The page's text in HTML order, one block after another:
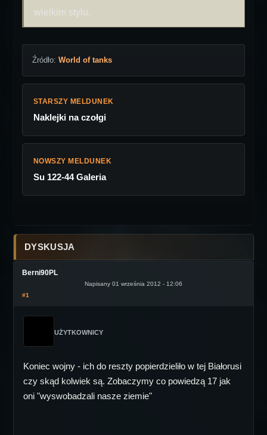
wielkim stylu.
Źródło: World of tanks
STARSZY MELDUNEK
Naklejki na czołgi
NOWSZY MELDUNEK
Su 122-44 Galeria
DYSKUSJA
Berni90PL
Napisany 01 września 2012 - 12:06
#1
UŻYTKOWNICY
Koniec wojny - ich do reszty popierdzieliło w tej Białorusi
czy skąd kolwiek są. Zobaczymy co powiedzą 17 jak
oni "wyswobadzali nasze ziemie"